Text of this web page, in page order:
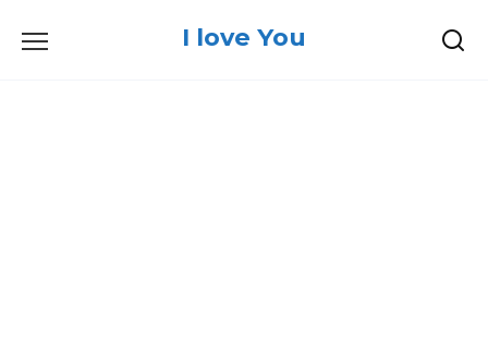
I love You